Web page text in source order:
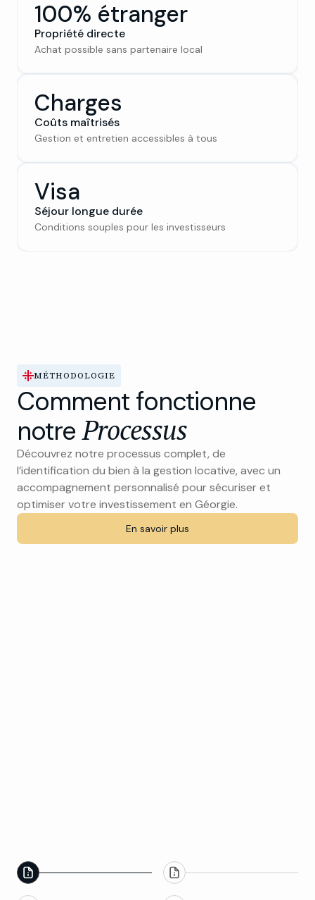
100% étranger
Propriété directe
Achat possible sans partenaire local
Charges
Coûts maîtrisés
Gestion et entretien accessibles à tous
Visa
Séjour longue durée
Conditions souples pour les investisseurs
MÉTHODOLOGIE
Comment fonctionne
notreProcessus
Découvrez notre processus complet, de
l’identification du bien à la gestion locative, avec un
accompagnement personnalisé pour sécuriser et
optimiser votre investissement en Géorgie.
En savoir plus